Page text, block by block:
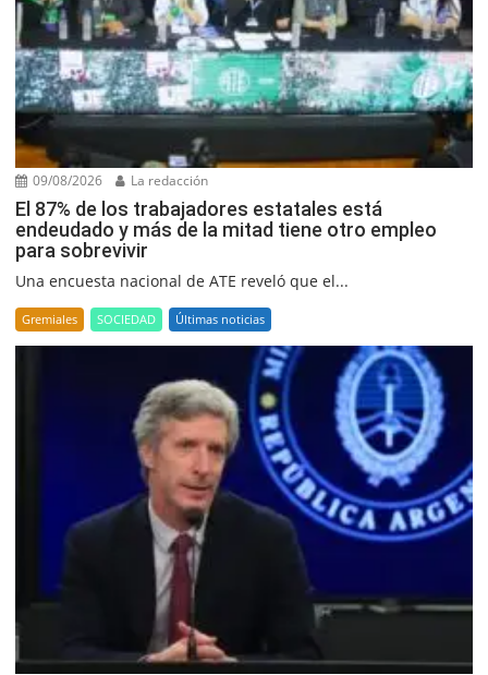
09/08/2026 La redacción
El 87% de los trabajadores estatales está
endeudado y más de la mitad tiene otro empleo
para sobrevivir
Una encuesta nacional de ATE reveló que el...
Gremiales SOCIEDAD Últimas noticias